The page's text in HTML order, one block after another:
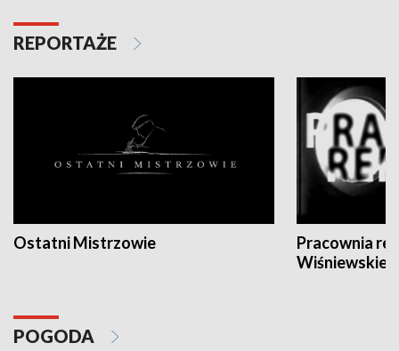
REPORTAŻE
Ostatni Mistrzowie
Pracownia
POGODA